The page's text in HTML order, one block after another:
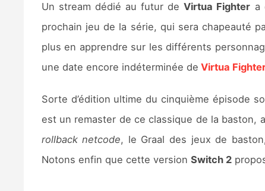
Un stream dédié au futur deVirtua Fighter a
prochain jeu de la série, qui sera chapeauté
plus en apprendre sur les différents
une date encore indéterminée de Virtua
Sorte d’édition ultime du cinquième épisode
est un remaster de ce classique de la baston,
rollback netcode, le Graal des jeux de
Notons enfin que cette version Switch 2